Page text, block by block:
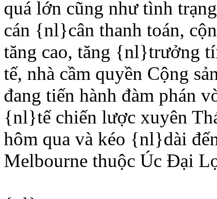
quá lớn cũng như tình
cán {nl}cân thanh toán,
tăng cao, tăng {nl}trưởng
tế, nhà cầm quyền Cộng
đang tiến hành đàm phán
{nl}tế chiến lược xuyên
hôm qua và kéo {nl}dài
Melbourne thuộc Úc Ðại